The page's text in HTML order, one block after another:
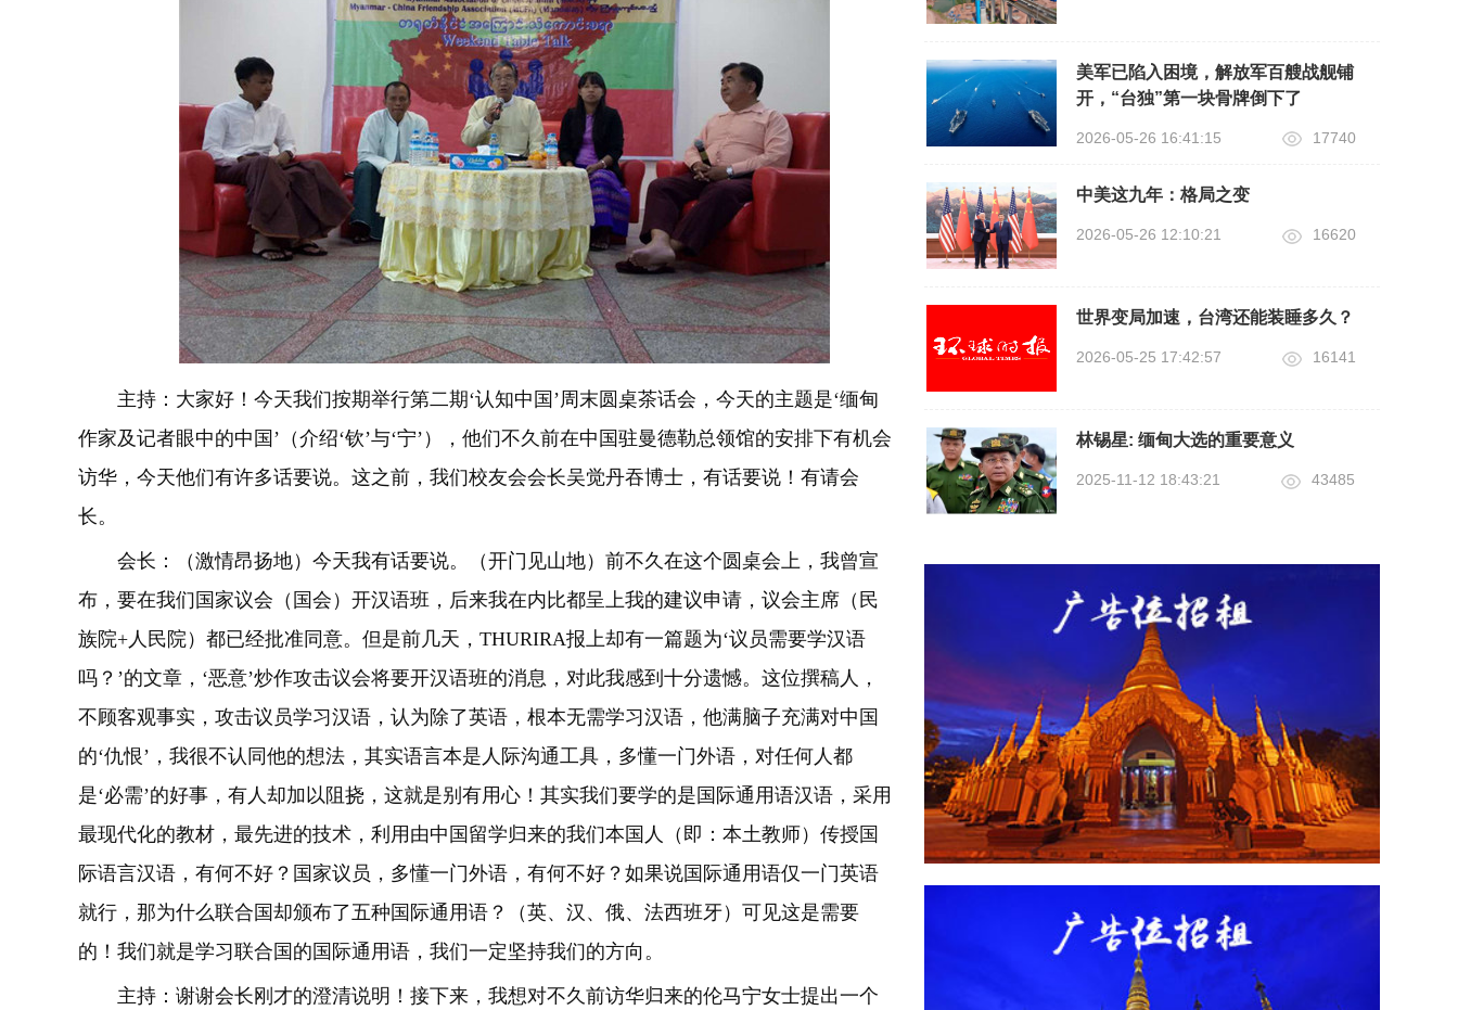
主持：大家好！今天我们按期举行第二期‘认知中国’周末圆桌茶话会，今天的主题是‘缅甸
作家及记者眼中的中国’（介绍‘钦’与‘宁’），他们不久前在中国驻曼德勒总领馆的安排下有机会
访华，今天他们有许多话要说。这之前，我们校友会会长吴觉丹吞博士，有话要说！有请会
长。
会长：（激情昂扬地）今天我有话要说。（开门见山地）前不久在这个圆桌会上，我曾宣
布，要在我们国家议会（国会）开汉语班，后来我在内比都呈上我的建议申请，议会主席（民
族院+人民院）都已经批准同意。但是前几天，THURIRA报上却有一篇题为‘议员需要学汉语
吗？’的文章，‘恶意’炒作攻击议会将要开汉语班的消息，对此我感到十分遗憾。这位撰稿人，
不顾客观事实，攻击议员学习汉语，认为除了英语，根本无需学习汉语，他满脑子充满对中国
的‘仇恨’，我很不认同他的想法，其实语言本是人际沟通工具，多懂一门外语，对任何人都
是‘必需’的好事，有人却加以阻挠，这就是别有用心！其实我们要学的是国际通用语汉语，采用
最现代化的教材，最先进的技术，利用由中国留学归来的我们本国人（即：本土教师）传授国
际语言汉语，有何不好？国家议员，多懂一门外语，有何不好？如果说国际通用语仅一门英语
就行，那为什么联合国却颁布了五种国际通用语？（英、汉、俄、法西班牙）可见这是需要
的！我们就是学习联合国的国际通用语，我们一定坚持我们的方向。
主持：谢谢会长刚才的澄清说明！接下来，我想对不久前访华归来的伦马宁女士提出一个
美军已陷入困境，解放军百艘战舰铺
开，“台独”第一块骨牌倒下了
2026-05-26 16:41:15 17740
中美这九年：格局之变
2026-05-26 12:10:21 16620
世界变局加速，台湾还能装睡多久？
2026-05-25 17:42:57 16141
林锡星: 缅甸大选的重要意义
2025-11-12 18:43:21 43485